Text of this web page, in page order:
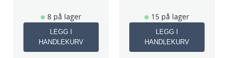
8 på lager
LEGG I
HANDLEKURV
15 på lager
LEGG I
HANDLEKURV